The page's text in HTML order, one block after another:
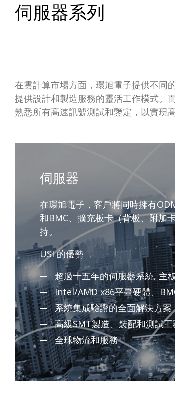
伺服器系列
在雲計算市場方面，環旭電子提供不
提供設計和製造服務的靈活工作模式。
熟悉所有高速訊號測試和鑒定，以實現
伺服器
在環旭電子，客戶將同時擁有
和BMC、擴充板卡（背板、附加
持。
USI 的優勢
超過十五年的伺服器系統, 主
Intel/AMD x86平臺硬體、
系統集成驗證的全面解決方案
高級SMT製造、裝配和測試工
全球物流和服務